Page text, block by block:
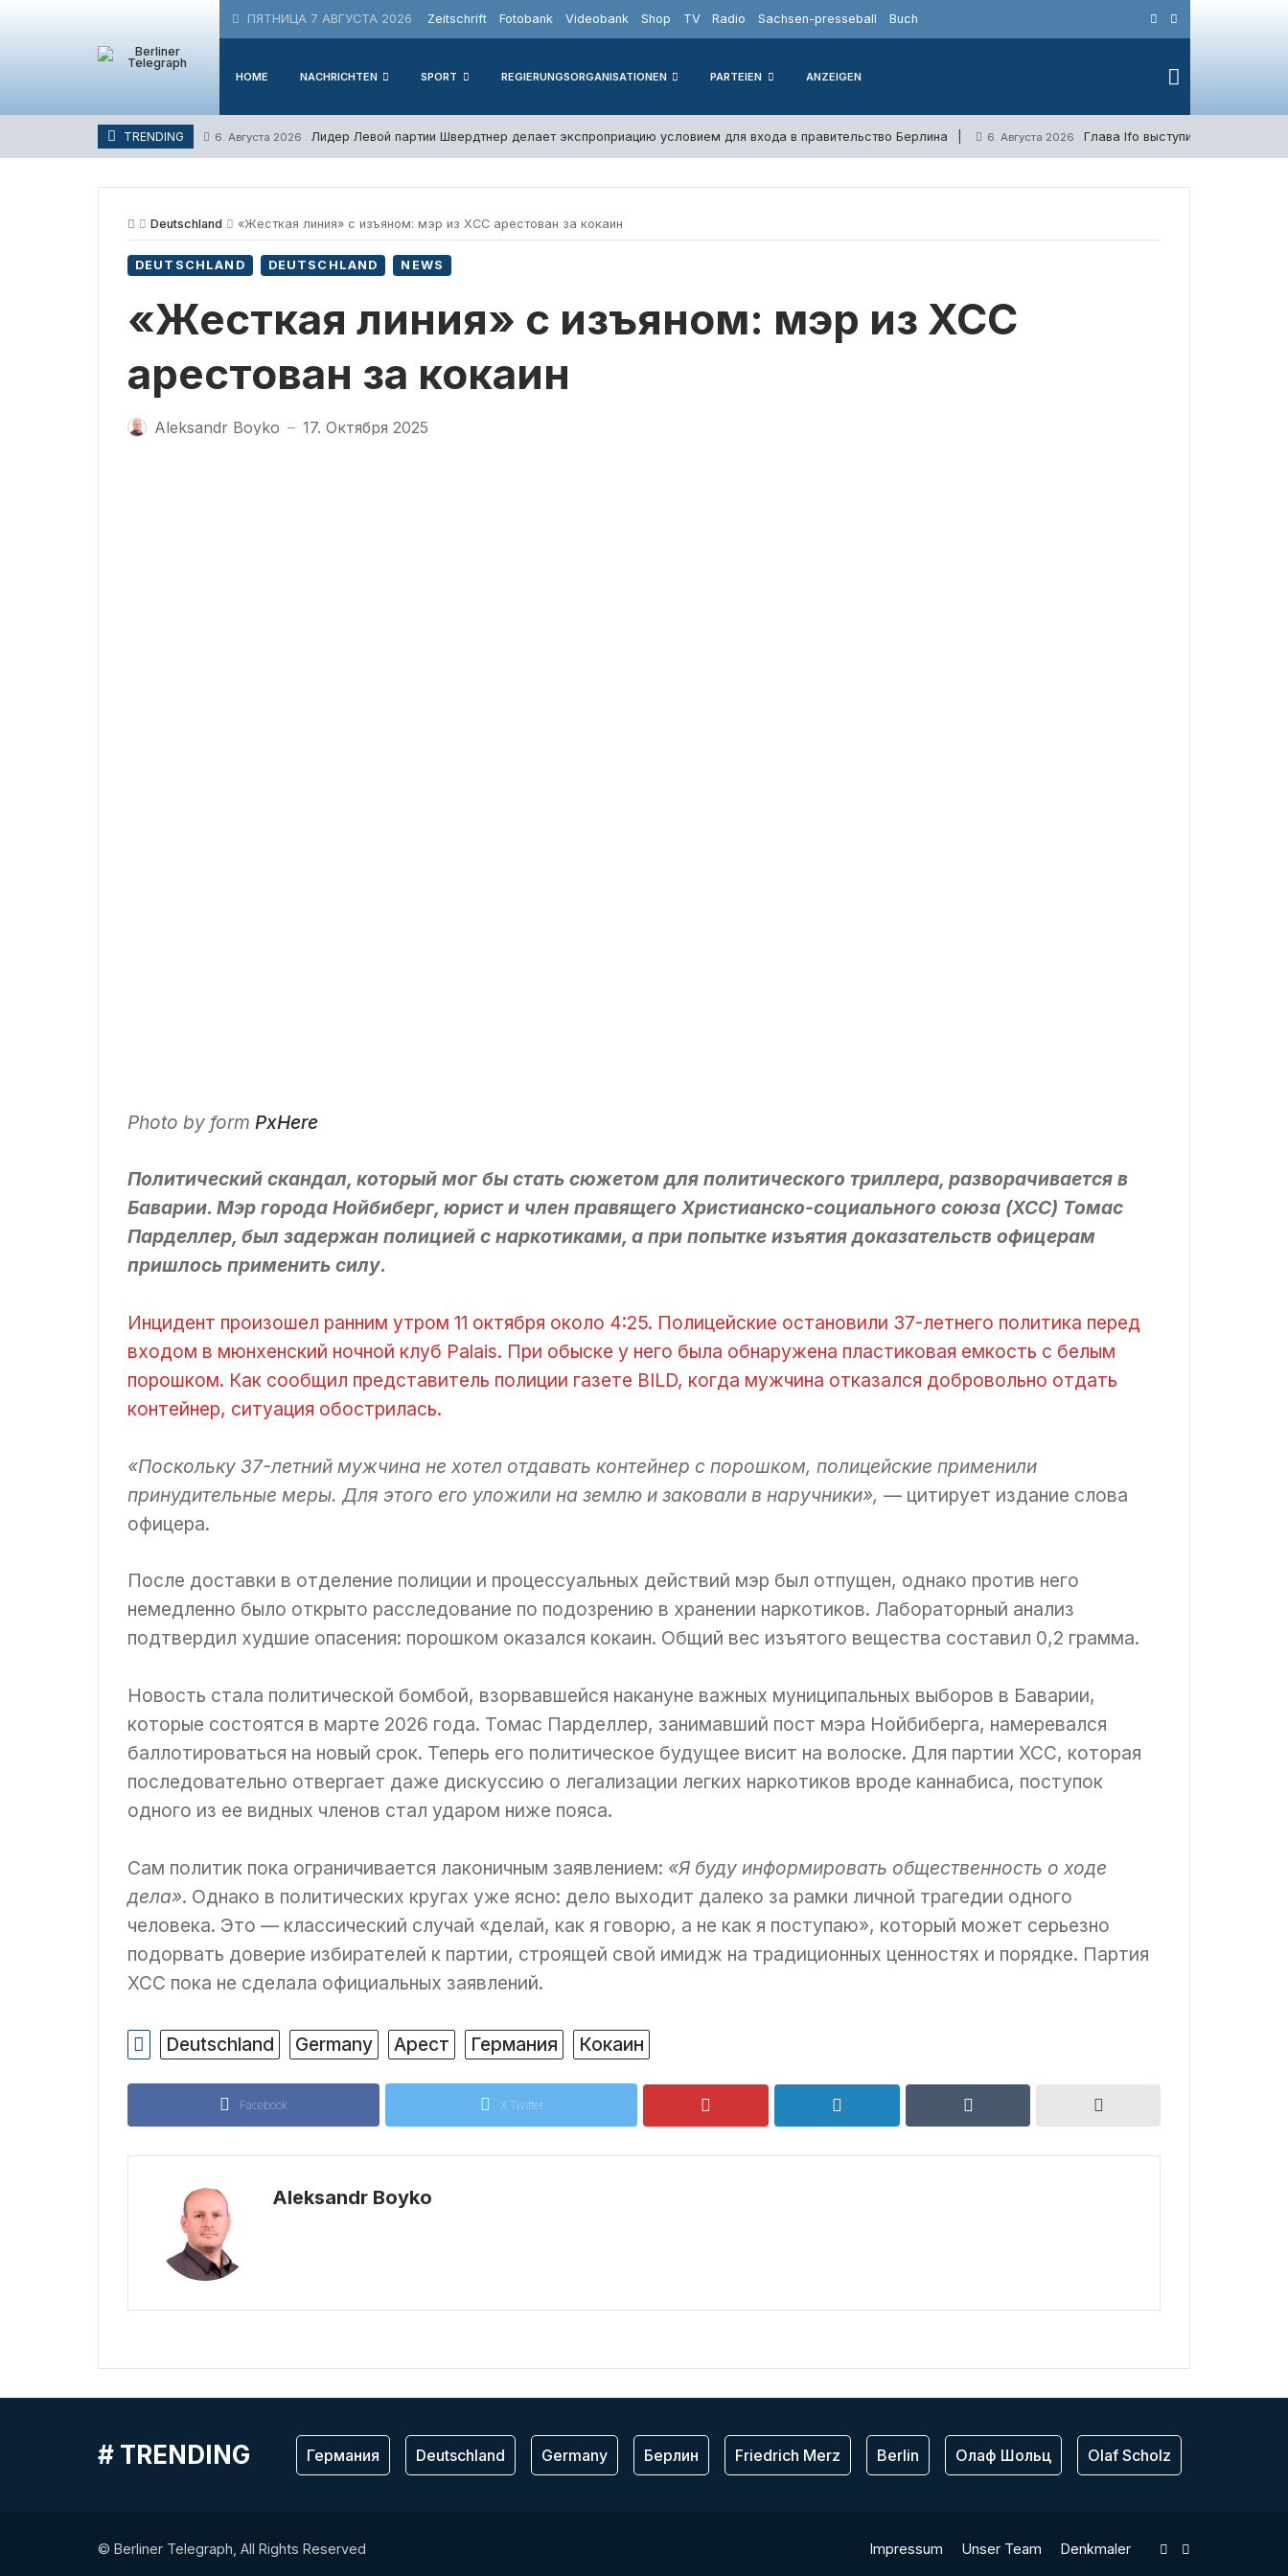
ПЯТНИЦА 7 АВГУСТА 2026 Zeitschrift Fotobank Videobank Shop TV Radio Sachsen-presseball Buch
HOME NACHRICHTEN SPORT REGIERUNGSORGANISATIONEN PARTEIEN ANZEIGEN
TRENDING 6. Августа 2026 Лидер Левой партии Швердтнер делает экспроприацию условием для входа в правительство Берлина 6. Августа 2026 Глава Ifo выступил за отмену
Deutschland «Жесткая линия» с изъяном: мэр из ХСС арестован за кокаин
DEUTSCHLAND DEUTSCHLAND NEWS
«Жесткая линия» с изъяном: мэр из ХСС
арестован за кокаин
Aleksandr Boyko — 17. Октября 2025
Photo by form PxHere
Политический скандал, который мог бы стать сюжетом для политического триллера, разворачивается в
Баварии. Мэр города Нойбиберг, юрист и член правящего Христианско-социального союза (ХСС) Томас
Парделлер, был задержан полицией с наркотиками, а при попытке изъятия доказательств офицерам
пришлось применить силу.
Инцидент произошел ранним утром 11 октября около 4:25. Полицейские остановили 37-летнего политика перед
входом в мюнхенский ночной клуб Palais. При обыске у него была обнаружена пластиковая емкость с белым
порошком. Как сообщил представитель полиции газете BILD, когда мужчина отказался добровольно отдать
контейнер, ситуация обострилась.
«Поскольку 37-летний мужчина не хотел отдавать контейнер с порошком, полицейские применили
принудительные меры. Для этого его уложили на землю и заковали в наручники», — цитирует издание слова
офицера.
После доставки в отделение полиции и процессуальных действий мэр был отпущен, однако против него
немедленно было открыто расследование по подозрению в хранении наркотиков. Лабораторный анализ
подтвердил худшие опасения: порошком оказался кокаин. Общий вес изъятого вещества составил 0,2 грамма.
Новость стала политической бомбой, взорвавшейся накануне важных муниципальных выборов в Баварии,
которые состоятся в марте 2026 года. Томас Парделлер, занимавший пост мэра Нойбиберга, намеревался
баллотироваться на новый срок. Теперь его политическое будущее висит на волоске. Для партии ХСС, которая
последовательно отвергает даже дискуссию о легализации легких наркотиков вроде каннабиса, поступок
одного из ее видных членов стал ударом ниже пояса.
Сам политик пока ограничивается лаконичным заявлением: «Я буду информировать общественность о ходе
дела». Однако в политических кругах уже ясно: дело выходит далеко за рамки личной трагедии одного
человека. Это — классический случай «делай, как я говорю, а не как я поступаю», который может серьезно
подорвать доверие избирателей к партии, строящей свой имидж на традиционных ценностях и порядке. Партия
ХСС пока не сделала официальных заявлений.
Deutschland Germany Арест Германия Кокаин
Facebook X Twitter
Aleksandr Boyko
# TRENDING Германия Deutschland Germany Берлин Friedrich Merz Berlin Олаф Шольц Olaf Scholz
© Berliner Telegraph, All Rights Reserved Impressum Unser Team Denkmaler